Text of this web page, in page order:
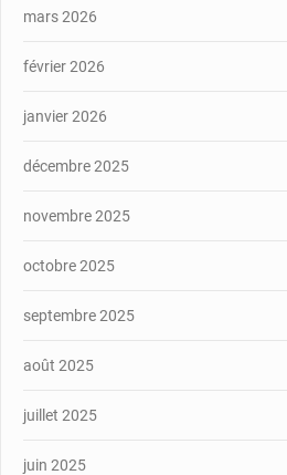
mars 2026
février 2026
janvier 2026
décembre 2025
novembre 2025
octobre 2025
septembre 2025
août 2025
juillet 2025
juin 2025